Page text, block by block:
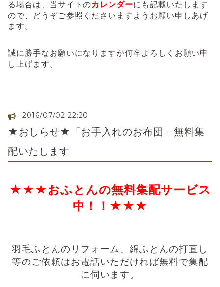
る場合は、当サイトのカレンダーにも記載いたします
ので、どうぞご参照くださいますようお願い申しあげ
ます。
誠に勝手なお願いになりますが何卒よろしくお願い申
し上げます。
2016/07/02 22:20
★おしらせ★「お手入れのお布団」無料集
配いたします
★★★おふとんの無料集配サービス
中！！★★★
羽毛ふとんのリフォーム、綿ふとんの打直し
等のご依頼はお電話いただければ無料で集配
に伺います。